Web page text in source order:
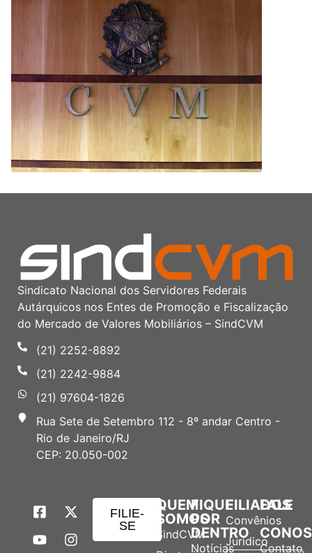
Sindicato Nacional dos Servidores Federais
Autárquicos nos Entes de Promoção e Fiscalização
do Mercado de Valores Mobiliários – SindCVM
(21) 2252-8892
(21) 2242-9884
(21) 97604-1826
Rua Sete de Setembro 112 - 8º andar Centro -
Rio de Janeiro/RJ
CEP: 20.050-002
FILIE-
SE
QUEM
SOMOS
SindCVM
FIQUE
POR
DENTRO
Notícias
FILIADOS
Convênios
Jurídico
FALE
Contato